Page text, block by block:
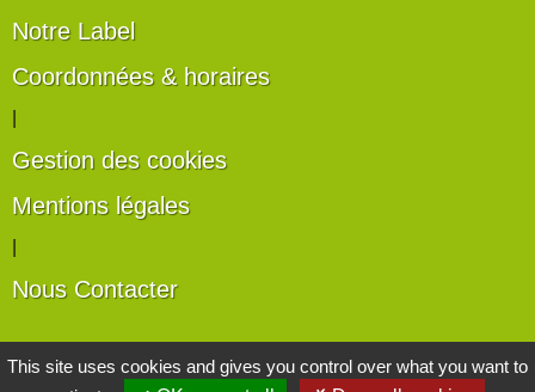
Notre Label
Coordonnées & horaires
Gestion des cookies
Mentions légales
Nous Contacter
Les artisans du végétal
This site uses cookies and gives you control over what you want to